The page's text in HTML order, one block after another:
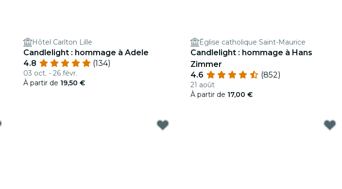
Hôtel Carlton Lille
Candlelight : hommage à Adele
4.8
(134)
03 oct. - 26 févr.
À partir de 19,50 €
Église catholique Saint-Maurice
Candlelight : hommage à Hans
Zimmer
4.6
(852)
21 août
À partir de 17,00 €